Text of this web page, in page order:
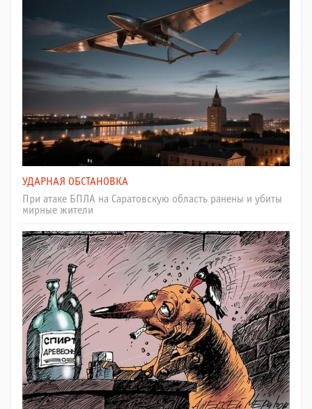
УДАРНАЯ ОБСТАНОВКА
При атаке БПЛА на Саратовскую область ранены и убиты
мирные жители